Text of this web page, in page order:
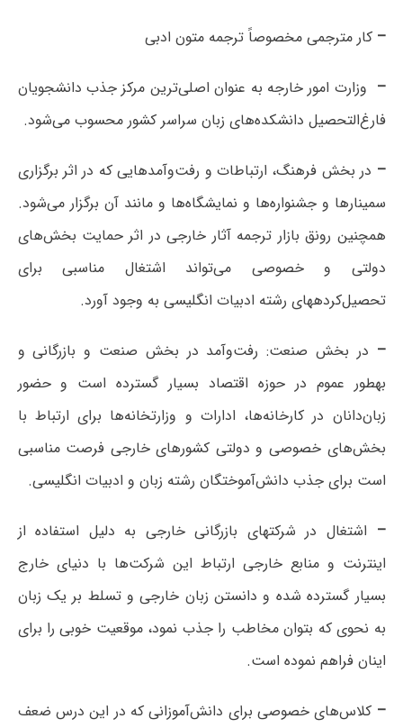
– کار مترجمی مخصوصاً ترجمه متون ادبی
– وزارت امور خارجه به عنوان اصلی‌ترین مرکز جذب دانشجویان
فارغ‌التحصیل دانشکده‌های زبان سراسر کشور محسوب می‌شود.
– در بخش فرهنگ، ارتباطات و رفت‌وآمدهایی که در اثر برگزاری
سمینارها و جشنواره‌ها و نمایشگاه‌ها و مانند آن برگزار می‌شود.
همچنین رونق بازار ترجمه آثار خارجی در اثر حمایت‌ بخش‌های
دولتی و خصوصی می‌تواند اشتغال مناسبی برای
تحصیل‌کرده‏های رشته ادبیات انگلیسی به وجود آورد.
– در بخش صنعت: رفت‌وآمد در بخش صنعت و بازرگانی و
به‏طور عموم در حوزه اقتصاد بسیار گسترده است و حضور
زبان‌دانان در کارخانه‌ها، ادارات و وزارتخانه‌ها برای ارتباط با
بخش‌های خصوصی و دولتی کشورهای خارجی فرصت مناسبی
است برای جذب دانش‌آموختگان رشته‌ زبان و ادبیات انگلیسی.
– اشتغال در شرکت­های بازرگانی خارجی به دلیل استفاده از
اینترنت و منابع خارجی ارتباط این شرکت‌ها با دنیای خارج
بسیار گسترده شده و دانستن زبان خارجی و تسلط بر یک زبان
به نحوی که بتوان مخاطب را جذب نمود، موقعیت خوبی را برای
اینان فراهم نموده است.
– کلاس‌های خصوصی برای دانش‌آموزانی که در این درس ضعف